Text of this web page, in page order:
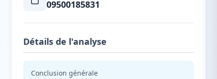
09500185831
Détails de l'analyse
Conclusion générale